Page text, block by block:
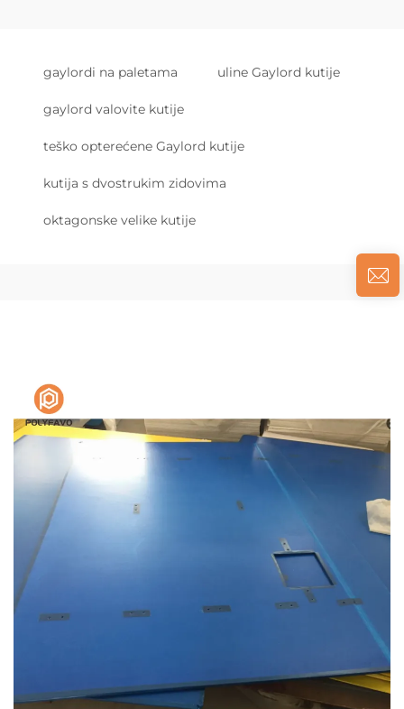
gaylordi na paletama uline Gaylord kutije
gaylord valovite kutije
teško opterećene Gaylord kutije
kutija s dvostrukim zidovima
oktagonske velike kutije